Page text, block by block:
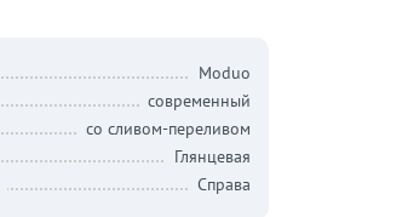
Moduo
современный
со сливом-переливом
Глянцевая
Справа